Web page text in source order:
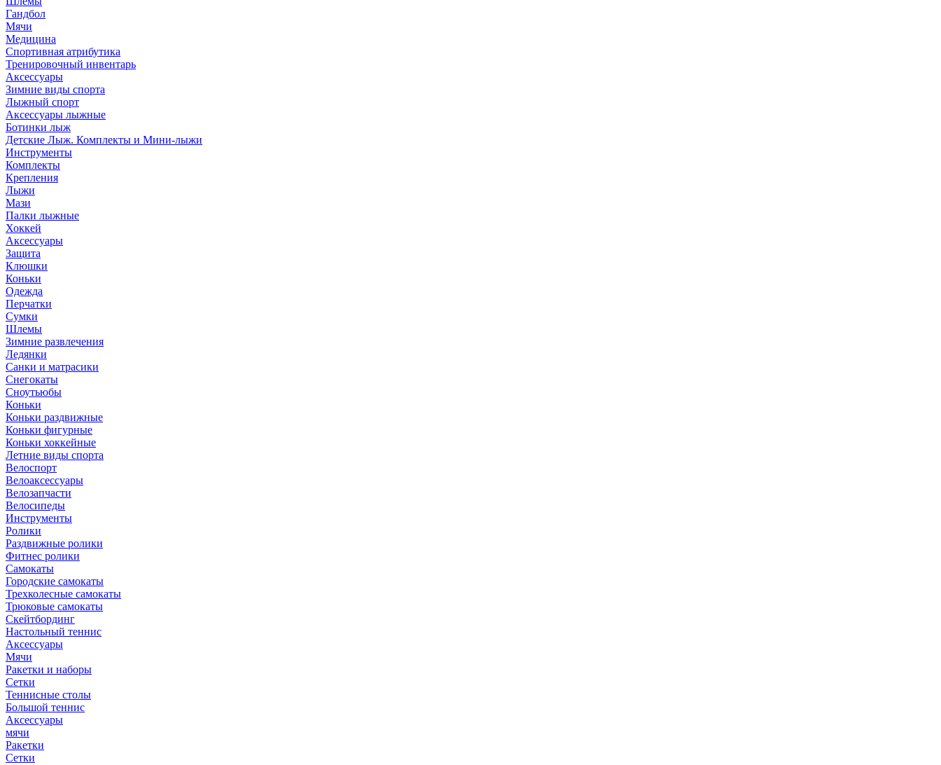
Гандбол
Мячи
Медицина
Спортивная атрибутика
Тренировочный инвентарь
Аксессуары
Зимние виды спорта
Лыжный спорт
Аксессуары лыжные
Ботинки лыж
Детские Лыж. Комплекты и Мини-лыжи
Инструменты
Комплекты
Крепления
Лыжи
Мази
Палки лыжные
Хоккей
Аксессуары
Защита
Клюшки
Коньки
Одежда
Перчатки
Сумки
Шлемы
Зимние развлечения
Ледянки
Санки и матрасики
Снегокаты
Сноутьюбы
Коньки
Коньки раздвижные
Коньки фигурные
Коньки хоккейные
Летние виды спорта
Велоспорт
Велоаксессуары
Велозапчасти
Велосипеды
Инструменты
Ролики
Раздвижные ролики
Фитнес ролики
Самокаты
Городские самокаты
Трехколесные самокаты
Трюковые самокаты
Скейтбординг
Настольный теннис
Аксессуары
Мячи
Ракетки и наборы
Сетки
Теннисные столы
Большой теннис
Аксессуары
мячи
Ракетки
Сетки